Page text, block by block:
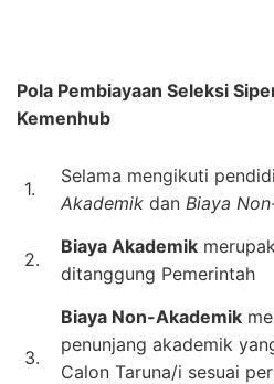
Pola Pembiayaan Seleksi
Kemenhub
1.
Selama mengikuti
Akademik dan Biaya
2.
Biaya Akademik
ditanggung Pemerintah
3.
Biaya Non-Akademik
penunjang akademik
Calon Taruna/i sesuai